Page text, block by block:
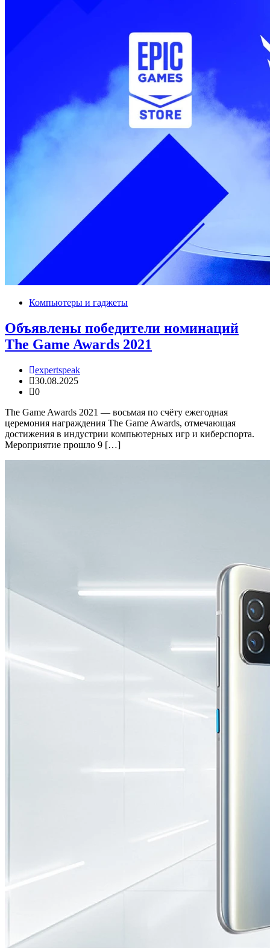
Компьютеры и гаджеты
Объявлены победители номинаций
The Game Awards 2021
expertspeak
30.08.2025
0
The Game Awards 2021 — восьмая по счёту ежегодная
церемония награждения The Game Awards, отмечающая
достижения в индустрии компьютерных игр и киберспорта.
Мероприятие прошло 9 […]